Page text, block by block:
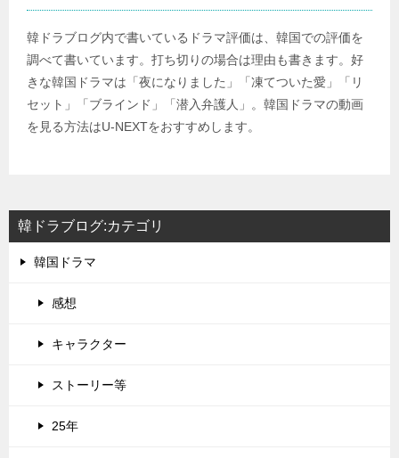
韓ドラブログ内で書いているドラマ評価は、韓国での評価を
調べて書いています。打ち切りの場合は理由も書きます。好
きな韓国ドラマは「夜になりました」「凍てついた愛」「リ
セット」「ブラインド」「潜入弁護人」。韓国ドラマの動画
を見る方法はU-NEXTをおすすめします。
韓ドラブログ:カテゴリ
韓国ドラマ
感想
キャラクター
ストーリー等
25年